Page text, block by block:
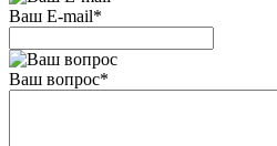
Ваш E-mail*
Ваш вопрос*